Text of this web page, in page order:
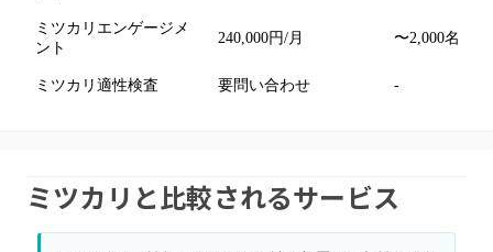
ミツカリエンゲージメ
ント
240,000円/月 〜2,000名
ミツカリ適性検査 要問い合わせ -
ミツカリと比較されるサービス